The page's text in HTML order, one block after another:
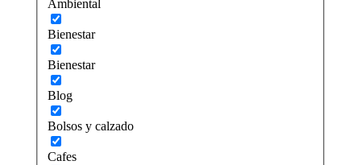
Ambiental
Bienestar
Bienestar
Blog
Bolsos y calzado
Cafes